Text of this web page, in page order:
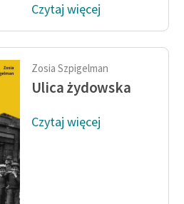
Czytaj więcej
Zosia Szpigelman
Ulica żydowska
Czytaj więcej